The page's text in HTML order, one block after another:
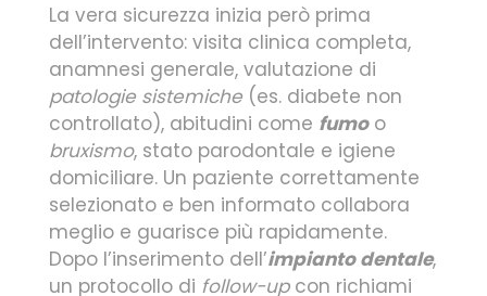
La vera sicurezza inizia però prima
dell’intervento: visita clinica completa,
anamnesi generale, valutazione di
patologie sistemiche (es. diabete non
controllato), abitudini come fumoo
bruxismo, stato parodontale e igiene
domiciliare. Un paziente correttamente
selezionato e ben informato collabora
meglio e guarisce più rapidamente.
Dopo l’inserimento dell’impianto dentale,
un protocollo di follow-upcon richiami